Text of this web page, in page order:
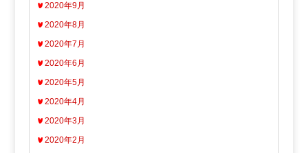
2020年9月
2020年8月
2020年7月
2020年6月
2020年5月
2020年4月
2020年3月
2020年2月